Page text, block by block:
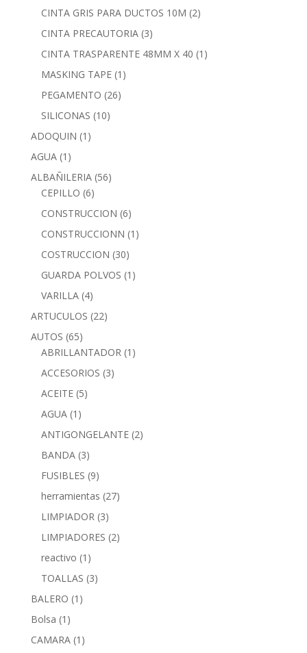
CINTA GRIS PARA DUCTOS 10M (2)
CINTA PRECAUTORIA (3)
CINTA TRASPARENTE 48MM X 40 (1)
MASKING TAPE (1)
PEGAMENTO (26)
SILICONAS (10)
ADOQUIN (1)
AGUA (1)
ALBAÑILERIA (56)
CEPILLO (6)
CONSTRUCCION (6)
CONSTRUCCIONN (1)
COSTRUCCION (30)
GUARDA POLVOS (1)
VARILLA (4)
ARTUCULOS (22)
AUTOS (65)
ABRILLANTADOR (1)
ACCESORIOS (3)
ACEITE (5)
AGUA (1)
ANTIGONGELANTE (2)
BANDA (3)
FUSIBLES (9)
herramientas (27)
LIMPIADOR (3)
LIMPIADORES (2)
reactivo (1)
TOALLAS (3)
BALERO (1)
Bolsa (1)
CAMARA (1)